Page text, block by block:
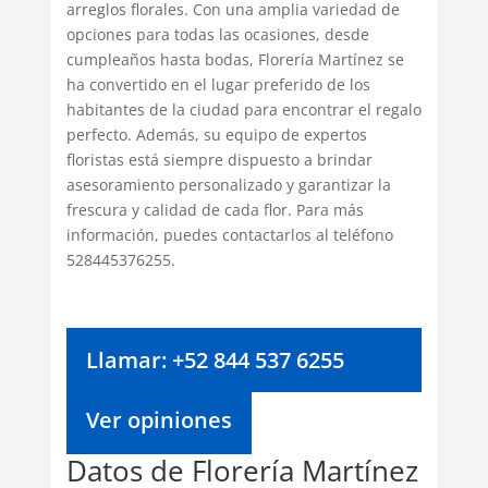
arreglos florales. Con una amplia variedad de
opciones para todas las ocasiones, desde
cumpleaños hasta bodas, Florería Martínez se
ha convertido en el lugar preferido de los
habitantes de la ciudad para encontrar el regalo
perfecto. Además, su equipo de expertos
floristas está siempre dispuesto a brindar
asesoramiento personalizado y garantizar la
frescura y calidad de cada flor. Para más
información, puedes contactarlos al teléfono
528445376255.
Llamar: +52 844 537 6255
Ver opiniones
Datos de Florería Martínez